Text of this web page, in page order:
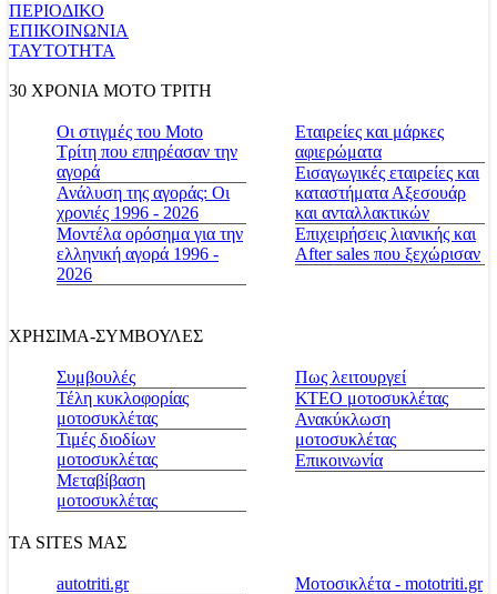
ΠΕΡΙΟΔΙΚΟ
ΕΠΙΚΟΙΝΩΝΙΑ
ΤΑΥΤΟΤΗΤΑ
30 ΧΡΟΝΙΑ MOTO ΤΡΙΤΗ
Οι στιγμές του Moto
Τρίτη που επηρέασαν την
αγορά
Ανάλυση της αγοράς: Οι
χρονιές 1996 - 2026
Μοντέλα ορόσημα για την
ελληνική αγορά 1996 -
2026
Εταιρείες και μάρκες
αφιερώματα
Εισαγωγικές εταιρείες και
καταστήματα Αξεσουάρ
και ανταλλακτικών
Επιχειρήσεις λιανικής και
After sales που ξεχώρισαν
ΧΡΗΣΙΜΑ-ΣΥΜΒΟΥΛΕΣ
Συμβουλές
Τέλη κυκλοφορίας
μοτοσυκλέτας
Τιμές διοδίων
μοτοσυκλέτας
Μεταβίβαση
μοτοσυκλέτας
Πως λειτουργεί
ΚΤΕΟ μοτοσυκλέτας
Ανακύκλωση
μοτοσυκλέτας
Επικοινωνία
ΤΑ SITES ΜΑΣ
autotriti.gr
Μοτοσικλέτα - mototriti.gr